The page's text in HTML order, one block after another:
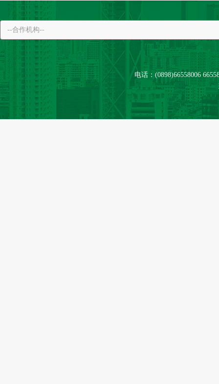
电话：(0898)66558006